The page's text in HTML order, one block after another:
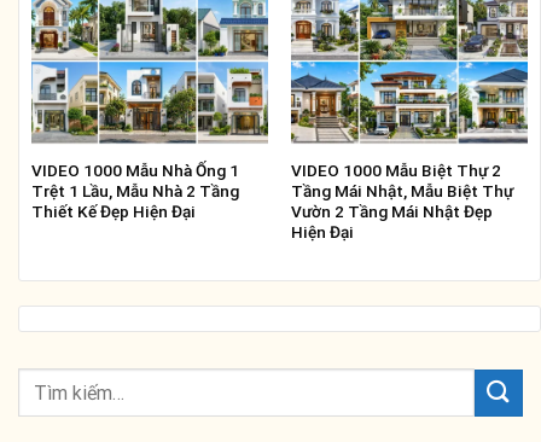
VIDEO 1000 Mẫu Nhà Ống 1
Trệt 1 Lầu, Mẫu Nhà 2 Tầng
Thiết Kế Đẹp Hiện Đại
VIDEO 1000 Mẫu Biệt Thự 2
Tầng Mái Nhật, Mẫu Biệt Thự
Vườn 2 Tầng Mái Nhật Đẹp
Hiện Đại